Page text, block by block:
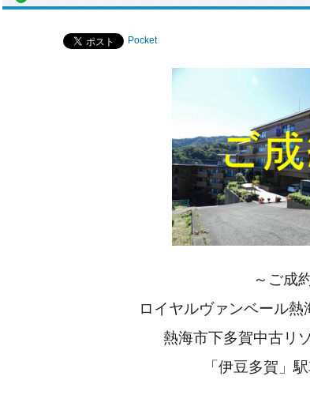
Pocket
～ご成
ロイヤルヴァンベール
熱海市下多賀中古リ
「伊豆多賀」